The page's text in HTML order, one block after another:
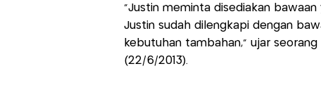
"Justin meminta disediakan
Justin sudah dilengkapi dengan
kebutuhan tambahan," ujar
(22/6/2013).